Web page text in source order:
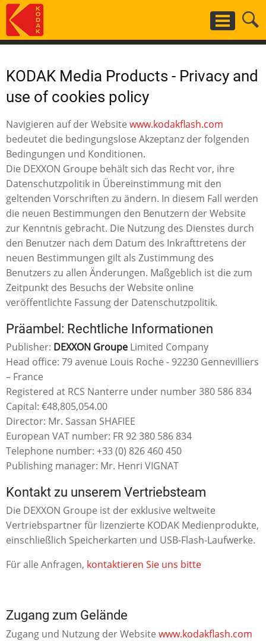
Skip
to
main
KODAK Media Products - Privacy and
use of cookies policy
Navigieren auf der Website www.kodakflash.com
bedeutet die bedingungslose Akzeptanz der folgenden
Bedingungen und Konditionen.
Die DEXXON Groupe behält sich das Recht vor, ihre
Datenschutzpolitik in Übereinstimmung mit den
geltenden Vorschriften zu ändern. In diesem Fall werden
die neuen Bestimmungen den Benutzern der Website
zur Kenntnis gebracht. Die Nutzung des Dienstes durch
den Benutzer nach dem Datum des Inkrafttretens der
neuen Bestimmungen gilt als Zustimmung des
Benutzers zu allen Änderungen. Maßgeblich ist die zum
Zeitpunkt des Besuchs der Website online
veröffentlichte Fassung der Datenschutzpolitik.
Präambel: Rechtliche Informationen
Publisher: DEXXON Groupe Limited Company
Head office: 79 avenue Louis Roche - 92230 Gennevilliers
– France
Registered at RCS Nanterre under number 380 586 834
Capital: €48,805,054.00
Director: Mr. Sassan SHAFIEE
European VAT number: FR 92 380 586 834
Telephone number: +33 (0) 826 460 450
Publishing manager: Mr. Henri VIGNAT
Kontakt zu unserem Vertriebsteam
Die DEXXON Groupe ist der exklusive weltweite
Vertriebspartner für lizenzierte KODAK Medienprodukte,
einschließlich Speicherkarten und USB-Flash-Laufwerke.
Für alle Anfragen, kontaktieren Sie uns bitte
Zugang zum Gelände
Zugang und Nutzung der Website www.kodakflash.com